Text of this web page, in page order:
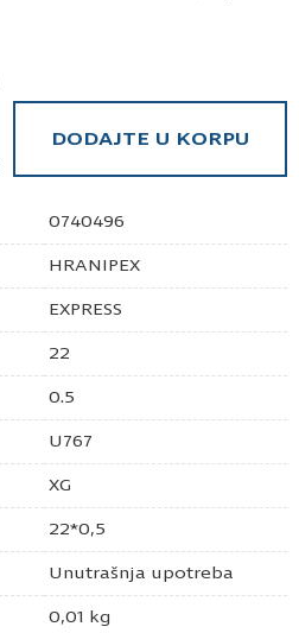
0740496
HRANIPEX
EXPRESS
22
0.5
U767
XG
22*0,5
Unutrašnja upotreba
0,01 kg
DODAJTE U KORPU